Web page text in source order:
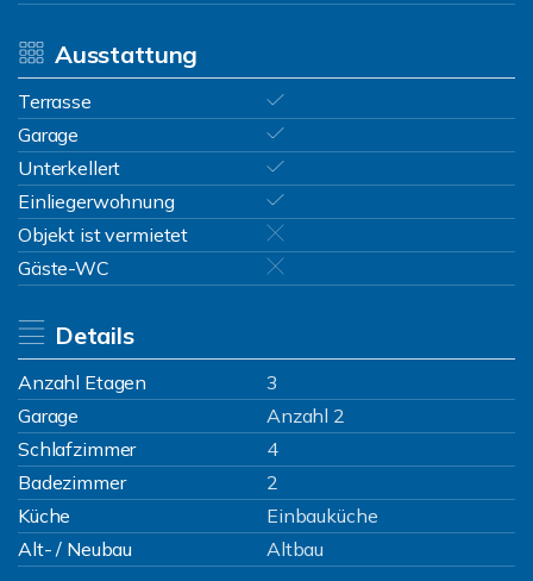
Ausstattung
Terrasse
Garage
Unterkellert
Einliegerwohnung
Objekt ist vermietet
Gäste-WC
Details
Anzahl Etagen
3
Garage
Anzahl 2
Schlafzimmer
4
Badezimmer
2
Küche
Einbauküche
Alt- / Neubau
Altbau